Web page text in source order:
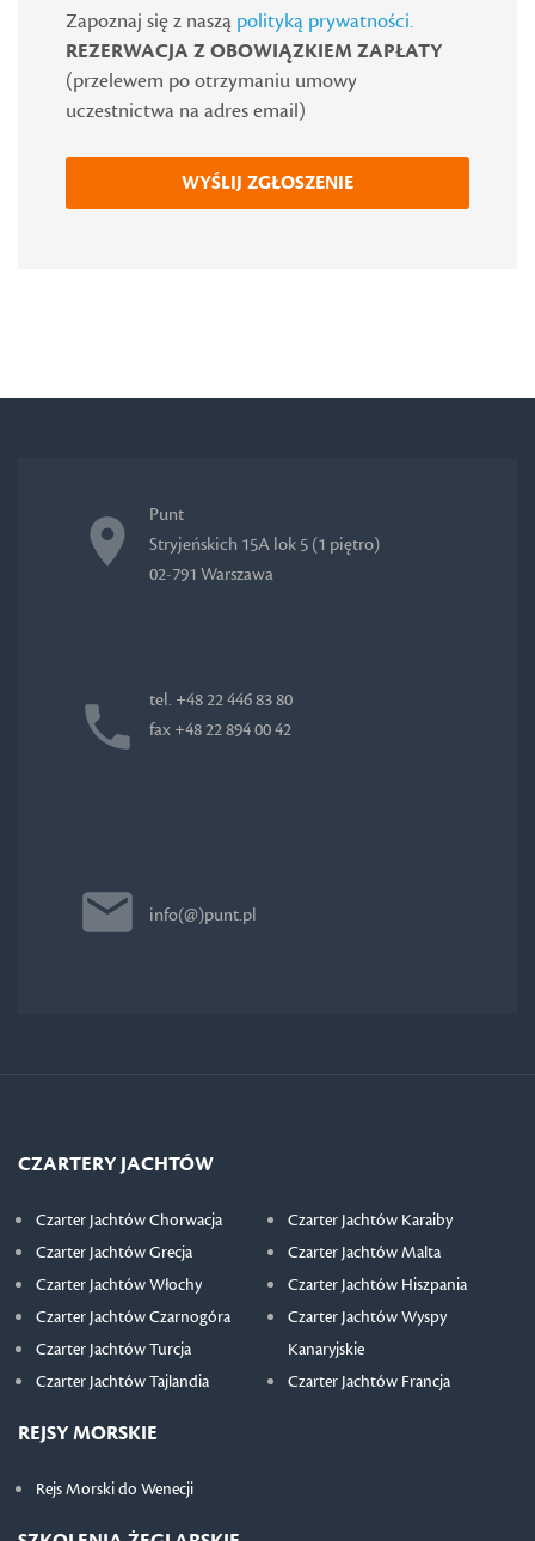
Zapoznaj się z naszą polityką prywatności.
REZERWACJA Z OBOWIĄZKIEM ZAPŁATY
(przelewem po otrzymaniu umowy
uczestnictwa na adres email)
Punt
Stryjeńskich 15A lok 5 (1 piętro)
02-791 Warszawa
tel. +48 22 446 83 80
fax +48 22 894 00 42
info(@)punt.pl
CZARTERY JACHTÓW
Czarter Jachtów Chorwacja
Czarter Jachtów Grecja
Czarter Jachtów Włochy
Czarter Jachtów Czarnogóra
Czarter Jachtów Turcja
Czarter Jachtów Tajlandia
Czarter Jachtów Karaiby
Czarter Jachtów Malta
Czarter Jachtów Hiszpania
Czarter Jachtów Wyspy
Kanaryjskie
Czarter Jachtów Francja
REJSY MORSKIE
Rejs Morski do Wenecji